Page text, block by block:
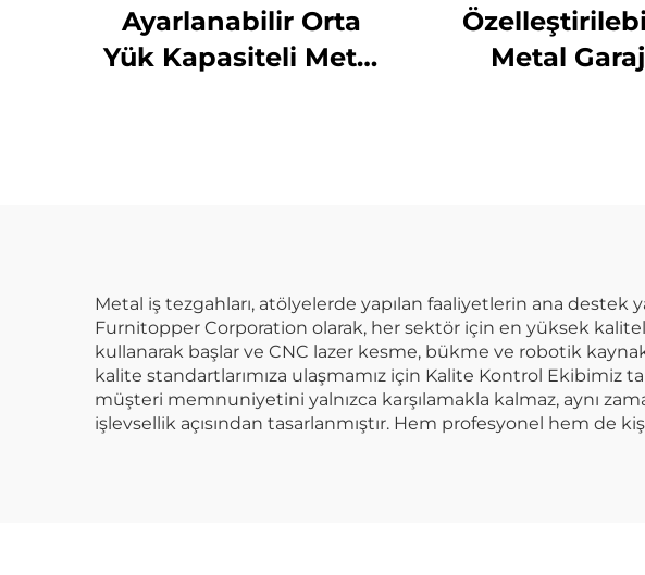
Ayarlanabilir Orta
Yük Kapasiteli Metal
Metal Garaj
Metal iş tezgahları, atölyelerde yapılan faaliyetlerin ana
Furnitopper Corporation olarak, her sektör için en yüksek
kullanarak başlar ve CNC lazer kesme, bükme ve robotik
kalite standartlarımıza ulaşmamız için Kalite Kontrol Ekibimiz
müşteri memnuniyetini yalnızca karşılamakla kalmaz, aynı
işlevsellik açısından tasarlanmıştır. Hem profesyonel hem de